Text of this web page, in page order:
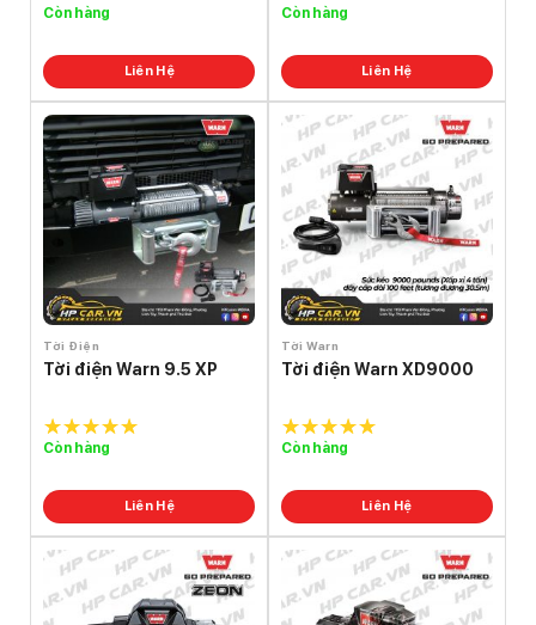
5.0out of
Còn hàng
Liên Hệ
5.0out of
Còn hàng
Liên Hệ
Tời Điện
Tời điện Warn 9.5 XP
5.0out of
Còn hàng
Liên Hệ
Tời Warn
Tời điện Warn XD9000
5.0out of
Còn hàng
Liên Hệ